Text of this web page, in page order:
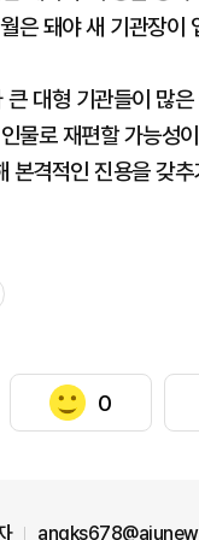
은 돼야 새 기관장
대형 기관들이 많
물로 재편할 가능성
본격적인 진용을 갖
0